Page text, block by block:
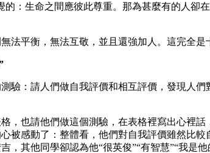
的：生命之間應彼此尊重。那為甚麼有的人卻
法平衡，無法互敬，並且還強加人。這完全
驗：請人們做自我評價和相互評價，發現人
，也請他們做這個測驗，在表格裡寫出心裡
被感動了：整體看，他們對自我評價雖然比
，其他同學卻認為他“很英俊”“有智慧”“我是他